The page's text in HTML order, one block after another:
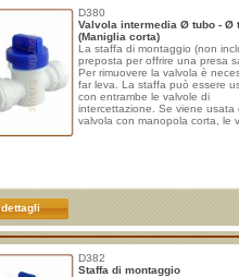
D380
Valvola intermedia Ø tubo - Ø
(Maniglia corta)
La staffa di montaggio (non
preposta per offrire una presa
Per rimuovere la valvola è
far leva. La staffa può essere
con entrambe le valvole di
intercettazione. Se viene usata
valvola con manopola corta, le
dettagli
D382
Staffa di montaggio